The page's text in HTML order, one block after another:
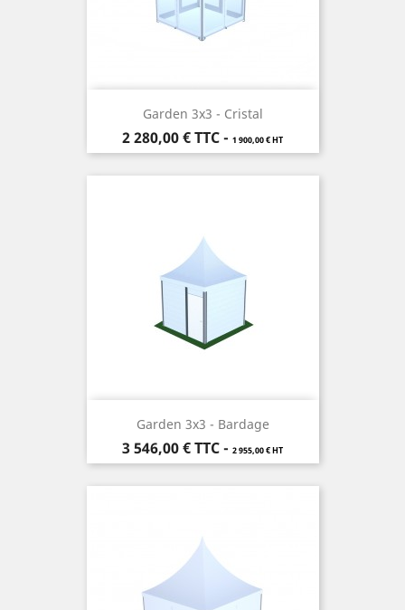
Garden 3x3 - Cristal
Prix
2 280,00 €TTC- 1 900,00 € HT
Garden 3x3 - Bardage
Prix
3 546,00 €TTC- 2 955,00 € HT